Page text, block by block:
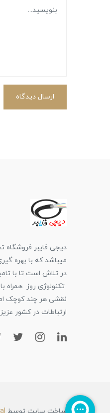
ارسال دیدگاه
دیجی فایبر فروشگاه
میباشد که با بهره
در تلاش است تا با
تکنولوژی روز
نقشی هر چند کوچک
ارتباطات در کشور